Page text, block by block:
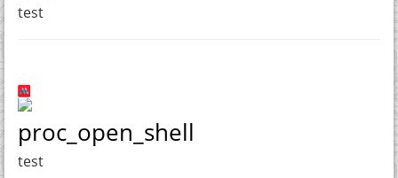
test
proc_open_shell
test